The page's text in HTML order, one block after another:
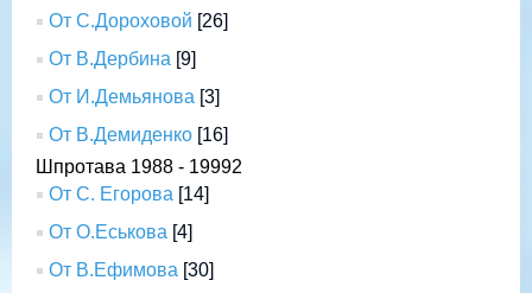
От С.Дороховой [26]
От В.Дербина [9]
От И.Демьянова [3]
От В.Демиденко [16]
Шпротава 1988 - 19992
От С. Егорова [14]
От О.Еськова [4]
От В.Ефимова [30]